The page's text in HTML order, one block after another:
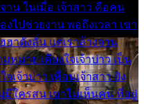
าน ในเมื่อ เจ้าสาว คือคน
ไปช่วยงาน พอถึงเวลา เขา
ฮาดังลั่น แต่เราล้างจาน
หมาย เคียงใจเจ้าบ่าว เป็น
เจ้าบ่าว เพื่อนเจ้าสาว ยัง
ใครสน เขาไม่เห็นคน ที่อยู่